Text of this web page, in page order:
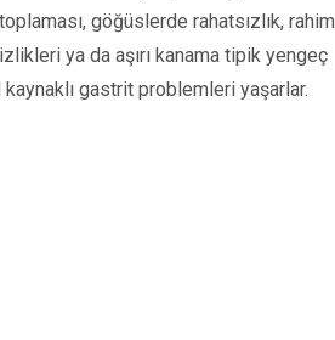
göğüslerde rahatsızlık, rahim
ya da aşırı kanama tipik yengeç
gastrit problemleri yaşarlar.